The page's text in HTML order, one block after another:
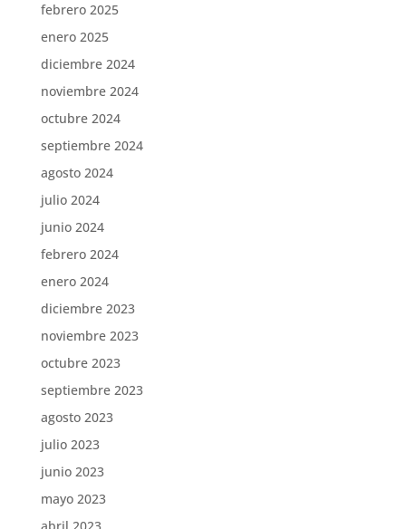
febrero 2025
enero 2025
diciembre 2024
noviembre 2024
octubre 2024
septiembre 2024
agosto 2024
julio 2024
junio 2024
febrero 2024
enero 2024
diciembre 2023
noviembre 2023
octubre 2023
septiembre 2023
agosto 2023
julio 2023
junio 2023
mayo 2023